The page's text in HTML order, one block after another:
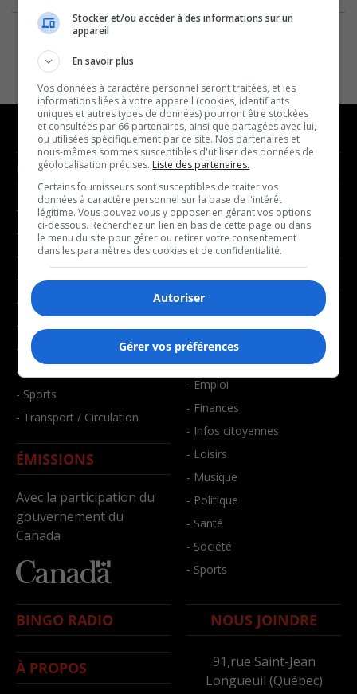
NOUVELLES
- Affaires municipales
- Communauté / Social
- Culture
- Économie
- Éducation
- Environnement
- Faits divers
- Santé et bien-être
- Sports
- Transport / Circulation
ÉMISSIONS
Avec la participation du
gouvernement du
Canada
MUSIQUE
- Décompte franco
- Joué récemment
BALADOS
- Affaires
- Art de vivre
- Bien-être
- Emploi
- Finances
- Infos citoyennes
- Loisirs
- Musique
- Politique
- Santé
- Société
- Sports
BINGO RADIO
À PROPOS
NOUS JOINDRE
91,rue Saint-Jean
Longueuil (Québec)
Stocker et/ou accéder à des informations sur un
appareil
En savoir plus
Vos données à caractère personnel seront traitées, et les
informations liées à votre appareil (cookies, identifiants
uniques et autres types de données) pourront être stockées
et consultées par 66 partenaires, ainsi que partagées avec lui,
ou utilisées spécifiquement par ce site. Nos partenaires et
nous-mêmes sommes susceptibles d'utiliser des données de
géolocalisation précises. Liste des partenaires.
Certains fournisseurs sont susceptibles de traiter vos
données à caractère personnel sur la base de l'intérêt
légitime. Vous pouvez vous y opposer en gérant vos options
ci-dessous. Recherchez un lien en bas de cette page ou dans
le menu du site pour gérer ou retirer votre consentement
dans les paramètres des cookies et de confidentialité.
Autoriser
Gérer vos préférences